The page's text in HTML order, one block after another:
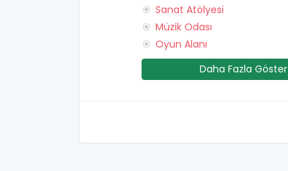
Sanat Atölyesi
Müzik Odası
Oyun Alanı
Daha Fazla Göster